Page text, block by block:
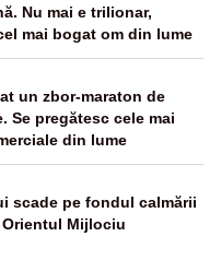
Nu mai e trilionar,
mai bogat om din lume
un zbor-maraton de
Se pregătesc cele mai
din lume
scade pe fondul calmării
Mijlociu